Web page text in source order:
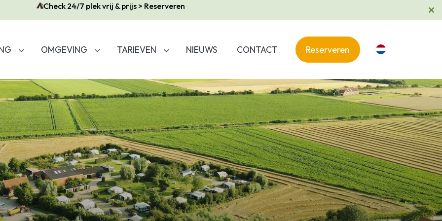
⛺Check 24/7 plek vrij & prijs > Reserveren
OMGEVING TARIEVEN NIEUWS CONTACT Reserveren